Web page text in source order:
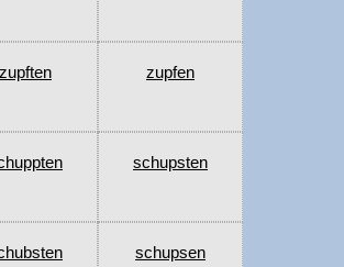
zupften zupfen
schupsten
schupsen